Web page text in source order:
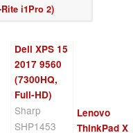
i1Pro 2)
Dell XPS 15
2017 9560
(7300HQ,
Full-HD)
Sharp
SHP1453
Lenovo
ThinkPad